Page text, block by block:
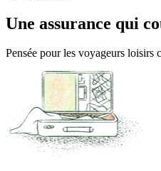
Une assurance qui
Pensée pour les voyageurs